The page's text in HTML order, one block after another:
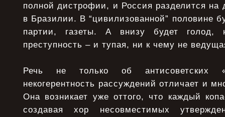
полной дистрофии, и Россия разделится на
в Бразилии. В “цивилизованной” половине
партии, газеты. А внизу будет голод,
преступность – и тупая, ни к чему не
Речь не только об антисоветских
некогерентность рассуждений отличает и
Она возникает уже оттого, что каждый
создавая хор несовместимых